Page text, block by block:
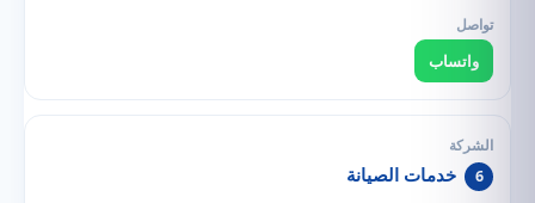
واتساب
6 خدمات الصيانة